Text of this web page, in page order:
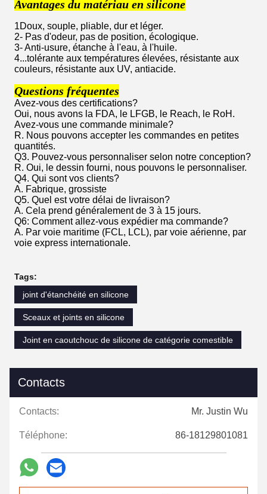
Avantages du matériau en silicone
1Doux, souple, pliable, dur et léger.
2- Pas d'odeur, pas de position, écologique.
3- Anti-usure, étanche à l'eau, à l'huile.
4...tolérante aux températures élevées, résistante aux
couleurs, résistante aux UV, antiacide.
Questions fréquentes
Avez-vous des certifications?
Oui, nous avons la FDA, le LFGB, le Reach, le RoH.
Avez-vous une commande minimale?
R. Nous pouvons accepter les commandes en petites
quantités.
Q3. Pouvez-vous personnaliser selon notre conception?
R. Oui, le dessin fourni, nous pouvons le personnaliser.
Q4. Qui sont vos clients?
A. Fabrique, grossiste
Q5. Quel est votre délai de livraison?
A. Cela prend généralement de 3 à 15 jours.
Q6: Comment allez-vous expédier ma commande?
A. Par voie maritime (FCL, LCL), par voie aérienne, par
voie express internationale.
Tags:
joint d'étanchéité en silicone
Sceaux et joints en silicone
Joint en caoutchouc de silicone de catégorie comestible
Contacts
Contacts: Mr. Justin Wu
Téléphone: 86-18129801081